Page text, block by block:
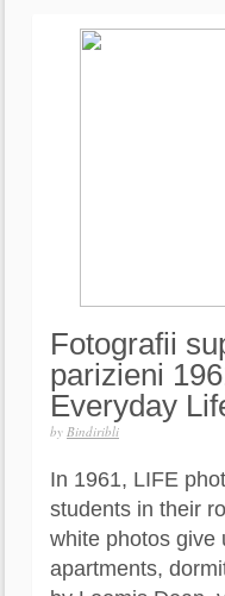
Fotografii
parizieni
Everyday
by Bindiribli
In 1961, LIFE
students in their
white photos give
apartments,